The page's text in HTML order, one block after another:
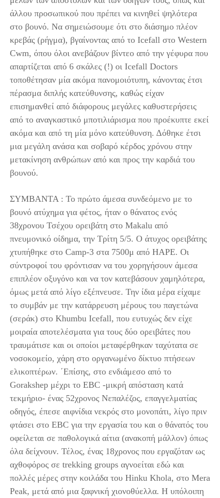
άλλου προσωπικού που πρέπει να κινηθεί ψηλότερα
στο βουνό. Να σημειώσουμε ότι στο διάσημο πλέον
κρεβάς (ρήγμα), βγαίνοντας από το Icefall στο Western
Cwm, όπου όλοι ανεβάζουν βίντεο από την γέφυρα που
απαρτίζεται από 6 σκάλες (!) οι Icefall Doctors
τοποθέτησαν μία ακόμα πανομοιότυπη, κάνοντας έτσι
πέρασμα διπλής κατεύθυνσης, καθώς είχαν
επισημανθεί από διάφορους μεγάλες καθυστερήσεις
από το αναγκαστικό μποτιλιάρισμα που προέκυπτε εκεί
ακόμα και από τη μία μόνο κατεύθυνση. Δόθηκε έτσι
μια μεγάλη ανάσα και σοβαρό κέρδος χρόνου στην
μετακίνηση ανθρώπων από και προς την καρδιά του
βουνού.
ΣΥΜΒΑΝΤΑ : Το πρώτο άμεσα συνδεόμενο με το
βουνό ατύχημα για φέτος, ήταν ο θάνατος ενός
38χρονου Τσέχου ορειβάτη στο Makalu από
πνευμονικό οίδημα, την Τρίτη 5/5. Ο άτυχος ορειβάτης
χτυπήθηκε στο Camp-3 στα 7500μ από HAPE. Οι
σύντροφοί του φρόντισαν να του χορηγήσουν άμεσα
επιπλέον οξυγόνο και να τον κατεβάσουν χαμηλότερα,
όμως μετά από λίγο εξέπνευσε. Την ίδια μέρα είχαμε
το συμβάν με την κατάρρευση μέρους του παγετώνα
(σεράκ) στο Khumbu Icefall, που ευτυχώς δεν είχε
μοιραία αποτελέσματα για τους δύο ορειβάτες που
τραυμάτισε και οι οποίοι μεταφέρθηκαν ταχύτατα σε
νοσοκομείο, χάρη στο οργανωμένο δίκτυο πτήσεων
ελικοπτέρων. ΄Επίσης, στο ενδιάμεσο από το
Gorakshep μέχρι το EBC -μικρή απόσταση κατά
τεκμήριο- ένας 52χρονος Νεπαλέζος, επαγγελματίας
οδηγός, έπεσε αιφνίδια νεκρός στο μονοπάτι, λίγο πριν
φτάσει στο EBC για την εργασία του και ο θάνατός του
οφείλεται σε παθολογικά αίτια (ανακοπή μάλλον) όπως
όλα δείχνουν. Τέλος, ένας 18χρονος που εργαζόταν ως
αχθοφόρος σε trekking groups αγνοείται εδώ και
πολλές μέρες στην κοιλάδα του Hinku Khola, στο Mera
Peak, μετά από μια ξαφνική χιονοθύελλα. Η υπόλοιπη